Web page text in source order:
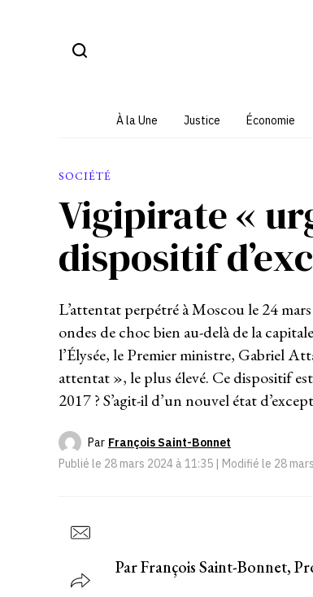
À la Une Justice Économie
SOCIÉTÉ
Vigipirate «
dispositif
L’attentat perpétré à Moscou le 24
ondes de choc bien au-delà de la
l’Élysée, le Premier ministre, Gabriel
attentat », le plus élevé. Ce dispositif
2017 ? S’agit-il d’un nouvel état
Par François Saint-Bonnet
Publié le 28 mars 2024 à 11:35 | Modifié le 28
Par François Saint-Bonnet,